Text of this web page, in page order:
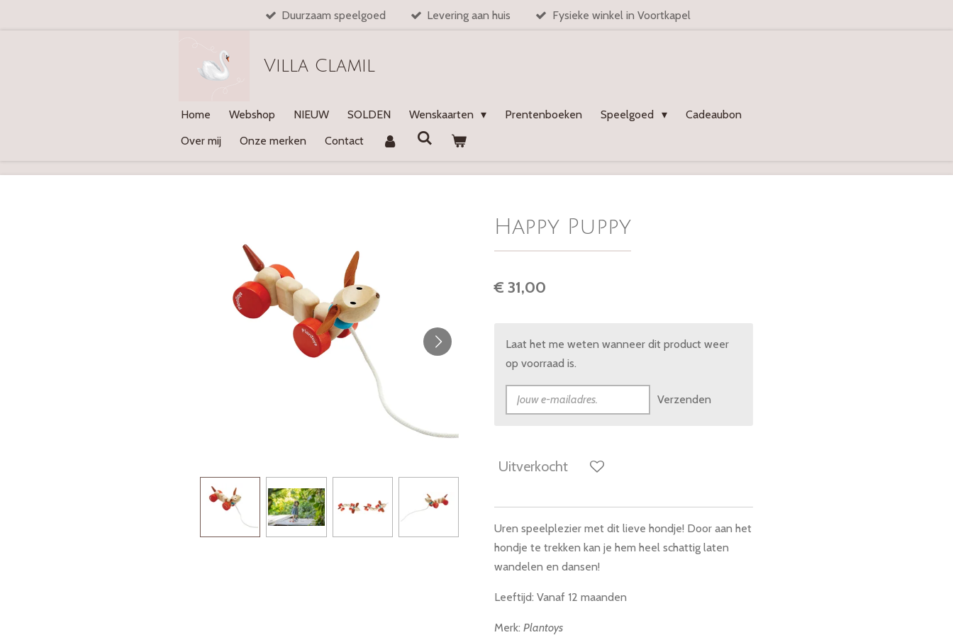
Duurzaam speelgoed Levering aan huis Fysieke winkel in Voortkapel
Villa Clamil
Home Webshop NIEUW SOLDEN Wenskaarten Prentenboeken Speelgoed
Cadeaubon
Over mij
Onze merken Contact
Happy Puppy
€ 31,00
Laat het me weten wanneer dit product weer
op voorraad is.
Verzenden
Uitverkocht
Uren speelplezier met dit lieve hondje! Door aan het
hondje te trekken kan je hem heel schattig laten
wandelen en dansen!
Leeftijd: Vanaf 12 maanden
Merk: Plantoys